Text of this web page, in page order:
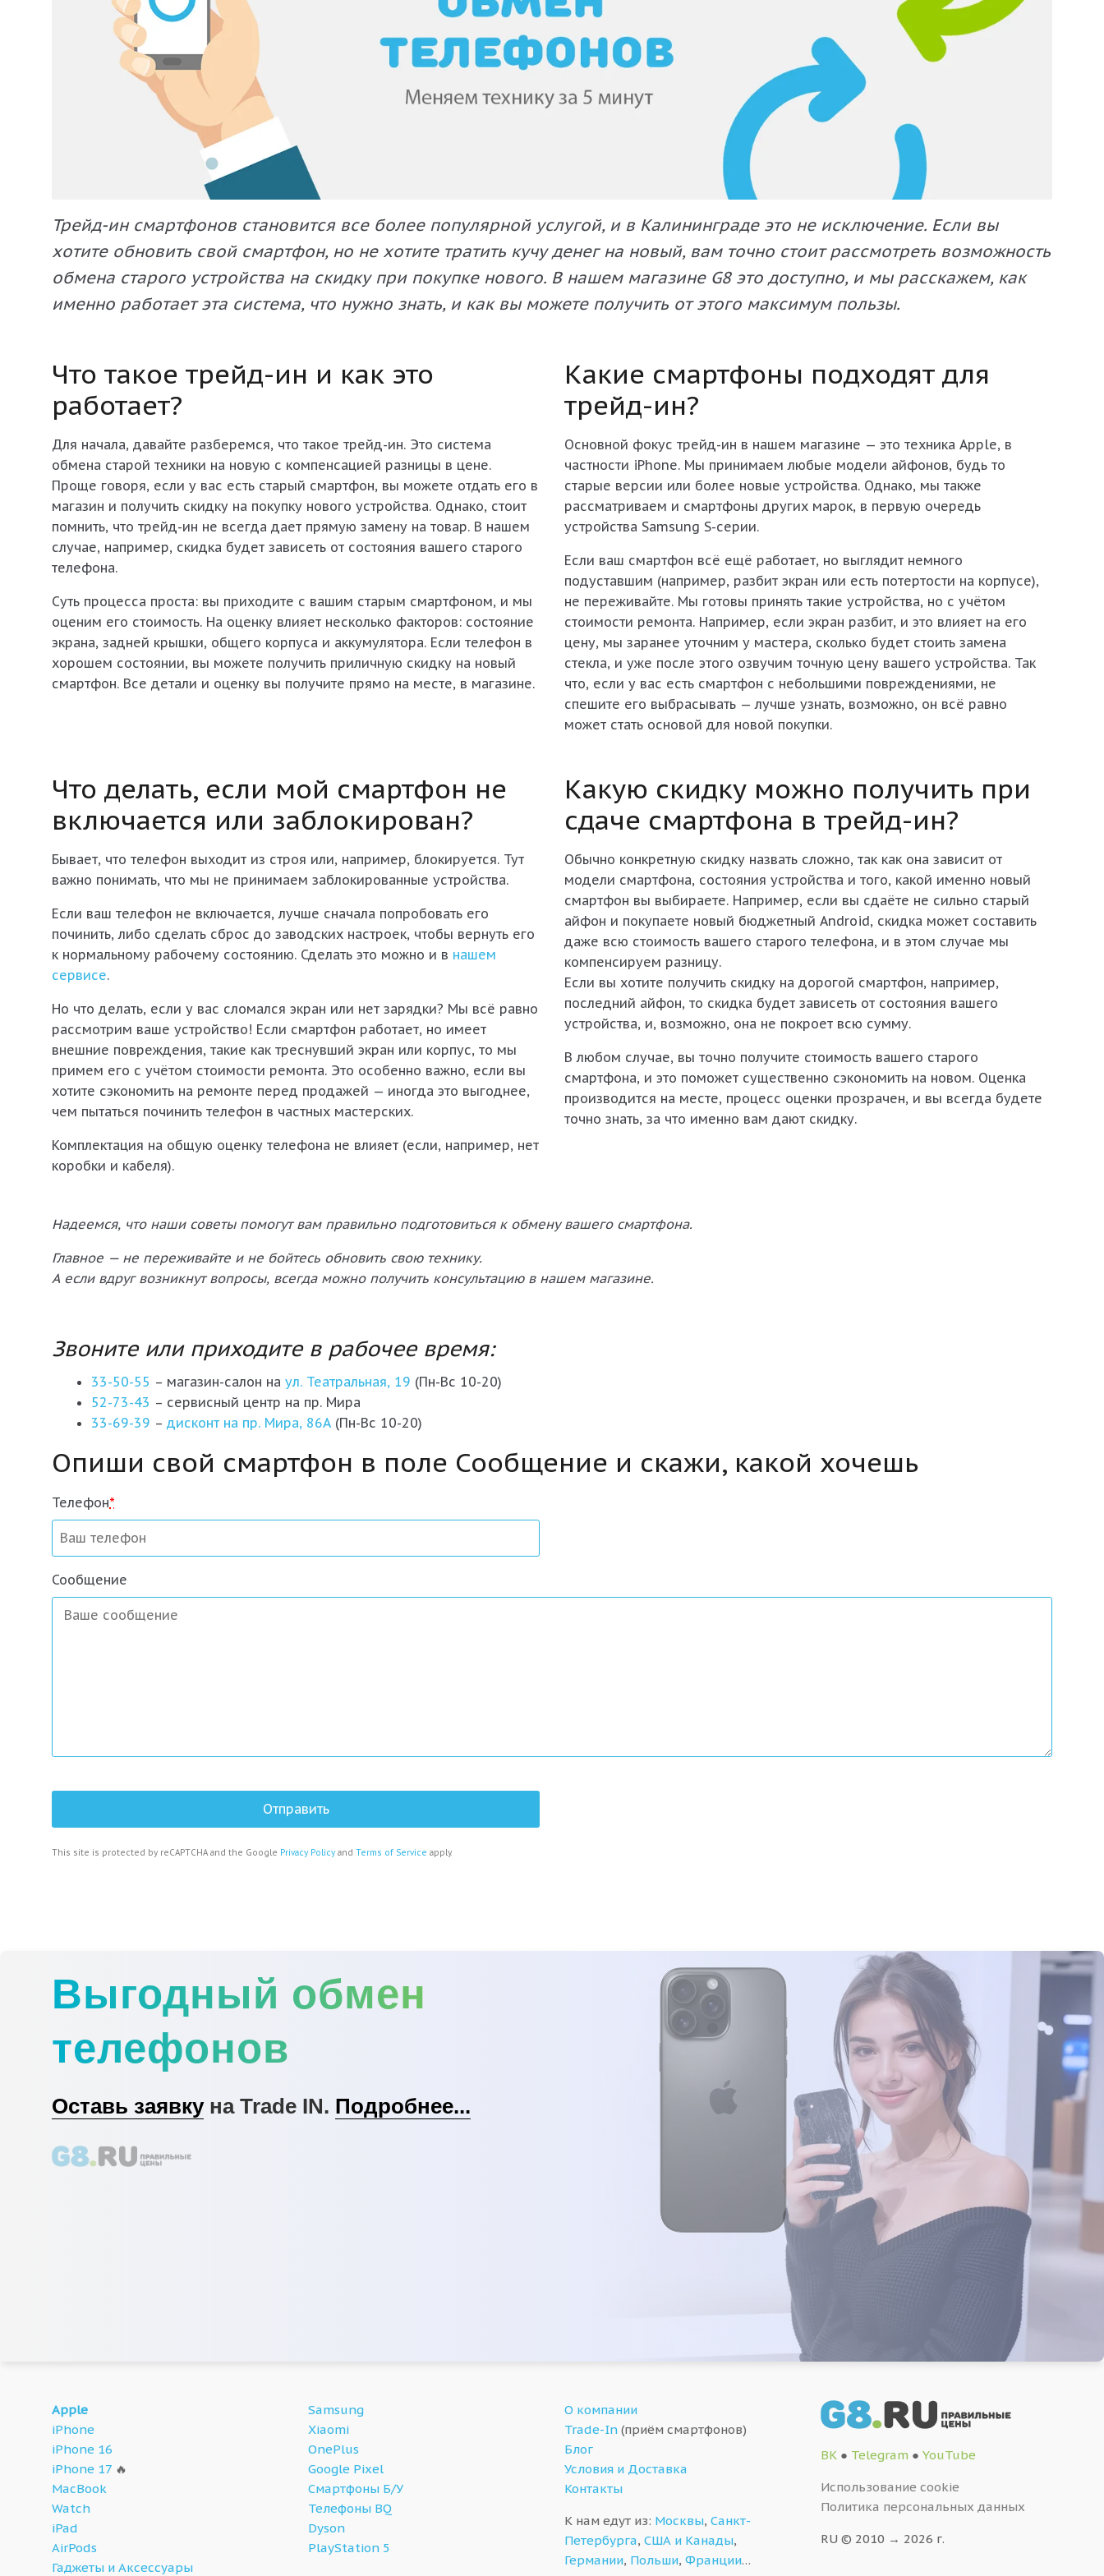
Трейд-ин смартфонов становится все более популярной услугой, и в Калининграде это не исключение. Если вы
хотите обновить свой смартфон, но не хотите тратить кучу денег на новый, вам точно стоит рассмотреть возможность
обмена старого устройства на скидку при покупке нового. В нашем магазине G8 это доступно, и мы расскажем, как
именно работает эта система, что нужно знать, и как вы можете получить от этого максимум пользы.
Что такое трейд-ин и как это
работает?
Для начала, давайте разберемся, что такое трейд-ин. Это система
обмена старой техники на новую с компенсацией разницы в цене.
Проще говоря, если у вас есть старый смартфон, вы можете отдать его в
магазин и получить скидку на покупку нового устройства. Однако, стоит
помнить, что трейд-ин не всегда дает прямую замену на товар. В нашем
случае, например, скидка будет зависеть от состояния вашего старого
телефона.
Суть процесса проста: вы приходите с вашим старым смартфоном, и мы
оценим его стоимость. На оценку влияет несколько факторов: состояние
экрана, задней крышки, общего корпуса и аккумулятора. Если телефон в
хорошем состоянии, вы можете получить приличную скидку на новый
смартфон. Все детали и оценку вы получите прямо на месте, в магазине.
Какие смартфоны подходят для
трейд-ин?
Основной фокус трейд-ин в нашем магазине — это техника Apple, в
частности iPhone. Мы принимаем любые модели айфонов, будь то
старые версии или более новые устройства. Однако, мы также
рассматриваем и смартфоны других марок, в первую очередь
устройства Samsung S-серии.
Если ваш смартфон всё ещё работает, но выглядит немного
подуставшим (например, разбит экран или есть потертости на корпусе),
не переживайте. Мы готовы принять такие устройства, но с учётом
стоимости ремонта. Например, если экран разбит, и это влияет на его
цену, мы заранее уточним у мастера, сколько будет стоить замена
стекла, и уже после этого озвучим точную цену вашего устройства. Так
что, если у вас есть смартфон с небольшими повреждениями, не
спешите его выбрасывать — лучше узнать, возможно, он всё равно
может стать основой для новой покупки.
Что делать, если мой смартфон не
включается или заблокирован?
Бывает, что телефон выходит из строя или, например, блокируется. Тут
важно понимать, что мы не принимаем заблокированные устройства.
Если ваш телефон не включается, лучше сначала попробовать его
починить, либо сделать сброс до заводских настроек, чтобы вернуть его
к нормальному рабочему состоянию. Сделать это можно и в нашем
сервисе.
Но что делать, если у вас сломался экран или нет зарядки? Мы всё равно
рассмотрим ваше устройство! Если смартфон работает, но имеет
внешние повреждения, такие как треснувший экран или корпус, то мы
примем его с учётом стоимости ремонта. Это особенно важно, если вы
хотите сэкономить на ремонте перед продажей — иногда это выгоднее,
чем пытаться починить телефон в частных мастерских.
Комплектация на общую оценку телефона не влияет (если, например, нет
коробки и кабеля).
Какую скидку можно получить при
сдаче смартфона в трейд-ин?
Обычно конкретную скидку назвать сложно, так как она зависит от
модели смартфона, состояния устройства и того, какой именно новый
смартфон вы выбираете. Например, если вы сдаёте не сильно старый
айфон и покупаете новый бюджетный Android, скидка может составить
даже всю стоимость вашего старого телефона, и в этом случае мы
компенсируем разницу.
Если вы хотите получить скидку на дорогой смартфон, например,
последний айфон, то скидка будет зависеть от состояния вашего
устройства, и, возможно, она не покроет всю сумму.
В любом случае, вы точно получите стоимость вашего старого
смартфона, и это поможет существенно сэкономить на новом. Оценка
производится на месте, процесс оценки прозрачен, и вы всегда будете
точно знать, за что именно вам дают скидку.
Надеемся, что наши советы помогут вам правильно подготовиться к обмену вашего смартфона.
Главное — не переживайте и не бойтесь обновить свою технику.
А если вдруг возникнут вопросы, всегда можно получить консультацию в нашем магазине.
Звоните или приходите в рабочее время:
33-50-55 – магазин-салон на ул. Театральная, 19 (Пн-Вс 10-20)
52-73-43 – сервисный центр на пр. Мира
33-69-39 – дисконт на пр. Мира, 86А (Пн-Вс 10-20)
Опиши свой смартфон в поле Сообщение и скажи, какой хочешь
Телефон*
Сообщение
This site is protected by reCAPTCHA and the Google Privacy Policy and Terms of Service apply.
Выгодный обмен
телефонов
Оставь заявкуна Trade IN. Подробнее...
Apple
iPhone
iPhone 16
iPhone 17 🔥
MacBook
Watch
iPad
AirPods
Гаджеты и Аксессуары
Samsung
Xiaomi
OnePlus
Google Pixel
Смартфоны Б/У
Телефоны BQ
Dyson
PlayStation 5
О компании
Trade-In (приём смартфонов)
Блог
Условия и Доставка
Контакты
К нам едут из: Москвы, Санкт-
Петербурга, США и Канады,
Германии, Польши, Франции…
ВК ● Telegram ● YouTube
Использование cookie
Политика персональных данных
RU © 2010 → 2026 г.